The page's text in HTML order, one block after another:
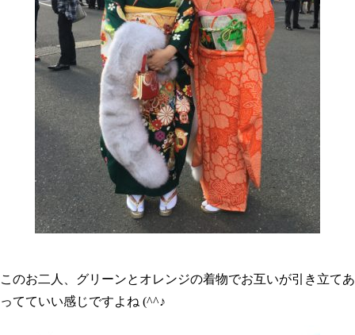
このお二人、グリーンとオレンジの着物でお互いが引き立てあ
ってていい感じですよね (^^♪